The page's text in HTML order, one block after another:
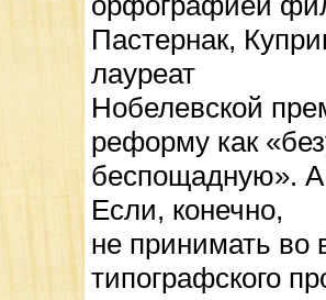
Пастернак,
лауреат
Нобелевской
реформу как
беспощадную». А
Если, конечно,
не принимать во
типографского